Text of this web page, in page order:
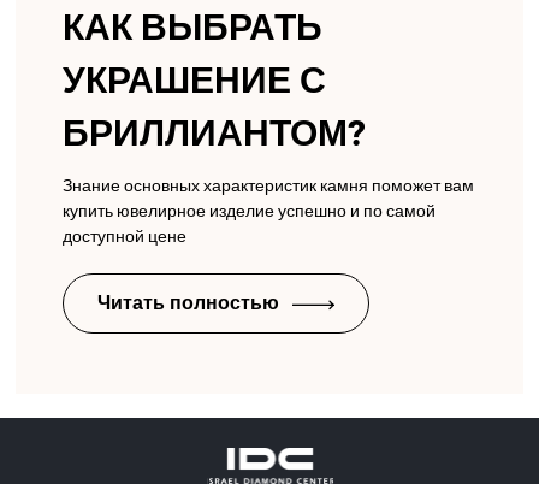
КАК ВЫБРАТЬ
УКРАШЕНИЕ С
БРИЛЛИАНТОМ?
Знание основных характеристик камня поможет вам
купить ювелирное изделие успешно и по самой
доступной цене
Читать полностью